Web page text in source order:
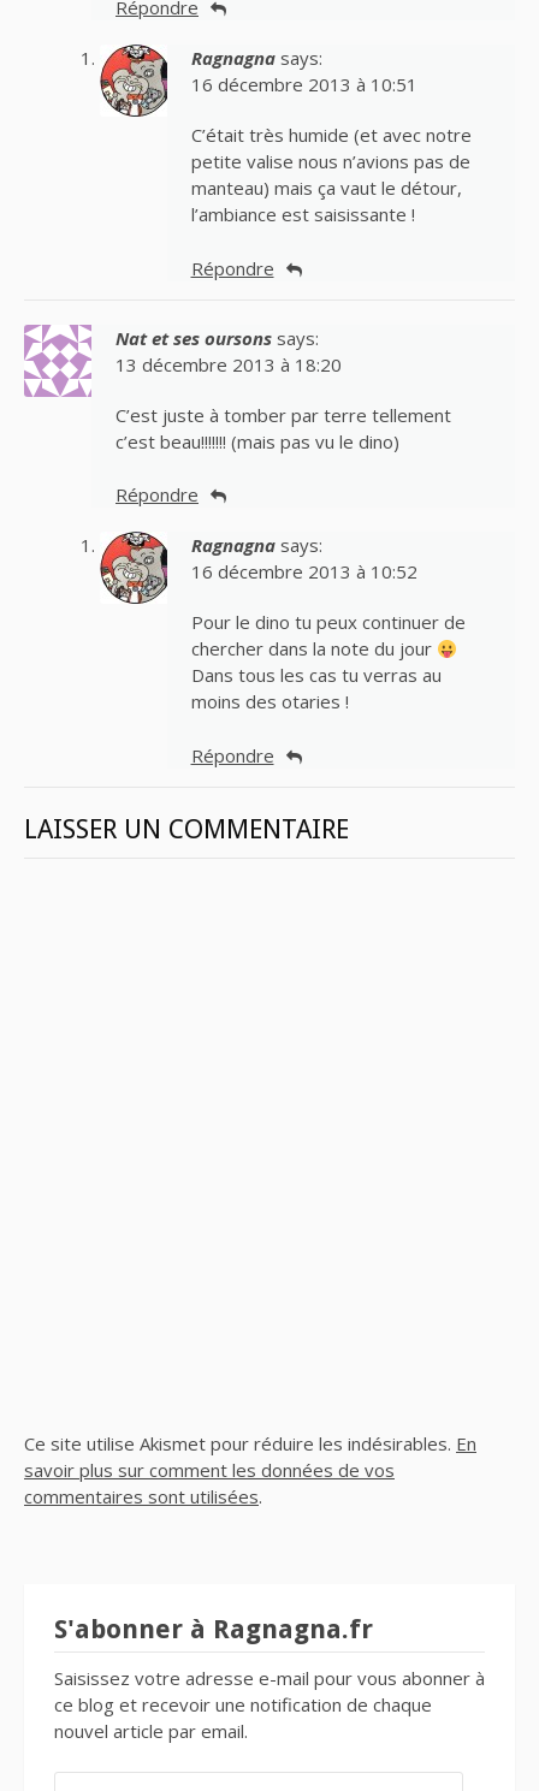
Répondre
Ragnagna says:
16 décembre 2013 à 10:51
C’était très humide (et avec notre
petite valise nous n’avions pas de
manteau) mais ça vaut le détour,
l’ambiance est saisissante !
Répondre
Nat et ses oursons says:
13 décembre 2013 à 18:20
C’est juste à tomber par terre tellement
c’est beau!!!!!!! (mais pas vu le dino)
Répondre
Ragnagna says:
16 décembre 2013 à 10:52
Pour le dino tu peux continuer de
chercher dans la note du jour
Dans tous les cas tu verras au
moins des otaries !
Répondre
LAISSER UN COMMENTAIRE
Ce site utilise Akismet pour réduire les indésirables. En
savoir plus sur comment les données de vos
commentaires sont utilisées.
S'abonner à Ragnagna.fr
Saisissez votre adresse e-mail pour vous abonner à
ce blog et recevoir une notification de chaque
nouvel article par email.